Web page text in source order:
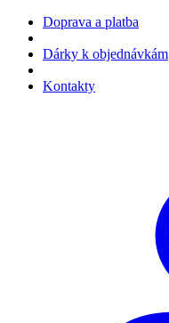
Doprava a platba
Dárky k objednávkám
Kontakty